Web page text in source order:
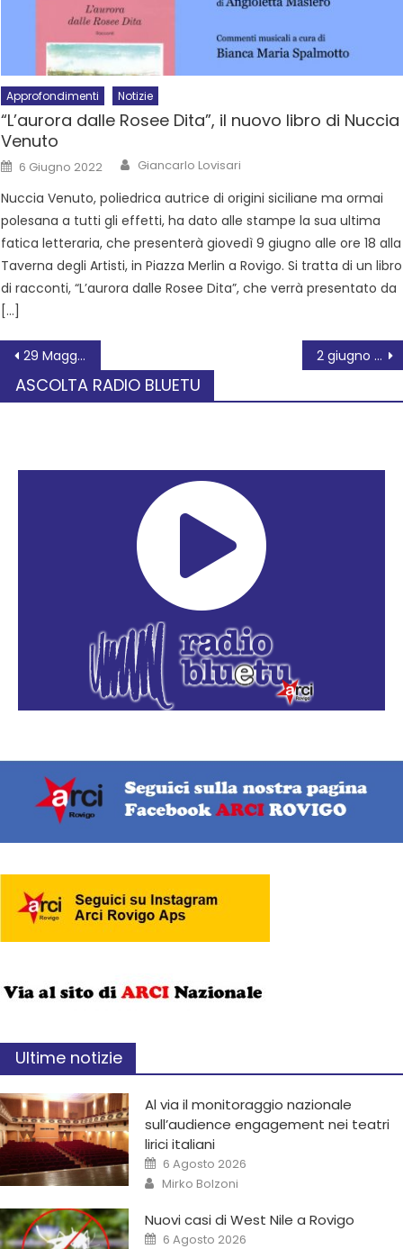
Approfondimenti Notizie
“L’aurora dalle Rosee Dita”, il nuovo libro di Nuccia
Venuto
6 Giugno 2022 Giancarlo Lovisari
Nuccia Venuto, poliedrica autrice di origini siciliane ma ormai
polesana a tutti gli effetti, ha dato alle stampe la sua ultima
fatica letteraria, che presenterà giovedì 9 giugno alle ore 18 alla
Taverna degli Artisti, in Piazza Merlin a Rovigo. Si tratta di un libro
di racconti, “L’aurora dalle Rosee Dita”, che verrà presentato da
[…]
29 Maggio 2022: XX Giornata Nazionale del Sollievo: il grande ruolo delle cure palliative nel territorio dell’Azienda Ulss 5 Polesana 2 giugno 2022 – Festa della Repubblica e delle Associazioni
ASCOLTA RADIO BLUETU
Ultime notizie
Al via il monitoraggio nazionale
sull’audience engagement nei teatri
lirici italiani
6 Agosto 2026
Mirko Bolzoni
Nuovi casi di West Nile a Rovigo
6 Agosto 2026